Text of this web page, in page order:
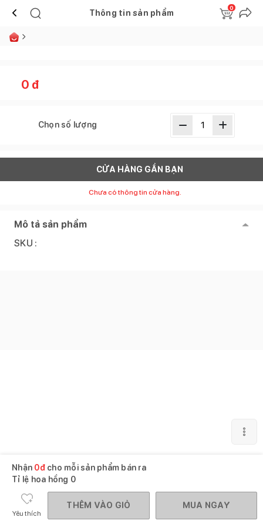
Thông tin sản phẩm
0
0 đ
Chọn số lượng
CỬA HÀNG GẦN BẠN
Chưa có thông tin cửa hàng.
Mô tả sản phẩm
SKU :
Nhận 0đcho mỗi sản phẩm bán ra
Tỉ lệ hoa hồng 0
Yêu thích
THÊM VÀO GIỎ MUA NGAY